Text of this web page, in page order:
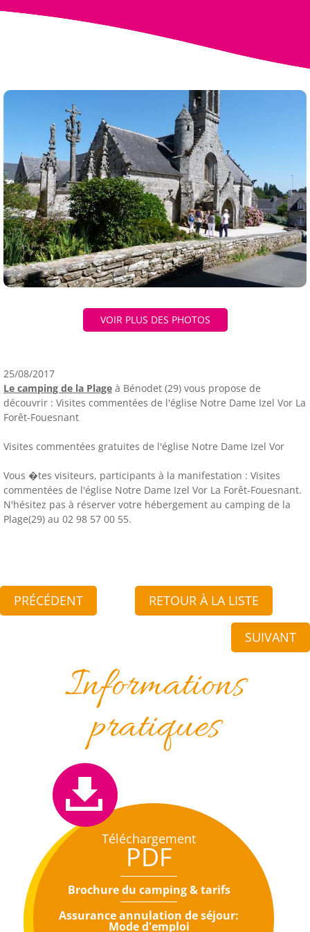
VOIR PLUS DES PHOTOS
25/08/2017
Le camping de la Plage à Bénodet (29) vous propose de
découvrir : Visites commentées de l'église Notre Dame Izel Vor La
Forêt-Fouesnant
Visites commentées gratuites de l'église Notre Dame Izel Vor
Vous �tes visiteurs, participants à la manifestation : Visites
commentées de l'église Notre Dame Izel Vor La Forêt-Fouesnant.
N'hésitez pas à réserver votre hébergement au camping de la
Plage(29) au 02 98 57 00 55.
PRÉCÉDENT RETOUR À LA LISTE
SUIVANT
Informations
pratiques
Téléchargement
PDF
Brochure du camping & tarifs
Assurance annulation de séjour:
Mode d'emploi